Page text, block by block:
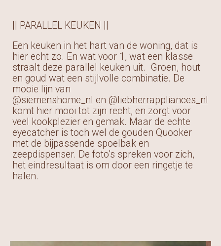
|| PARALLEL KEUKEN ||
Een keuken in het hart van de woning, dat is
hier echt zo. En wat voor 1, wat een klasse
straalt deze parallel keuken uit. Groen, hout
en goud wat een stijlvolle combinatie. De
mooie lijn van
@siemenshome_nl en @liebherrappliances_nl
komt hier mooi tot zijn recht, en zorgt voor
veel kookplezier en gemak. Maar de echte
eyecatcher is toch wel de gouden Quooker
met de bijpassende spoelbak en
zeepdispenser. De foto’s spreken voor zich,
het eindresultaat is om door een ringetje te
halen.